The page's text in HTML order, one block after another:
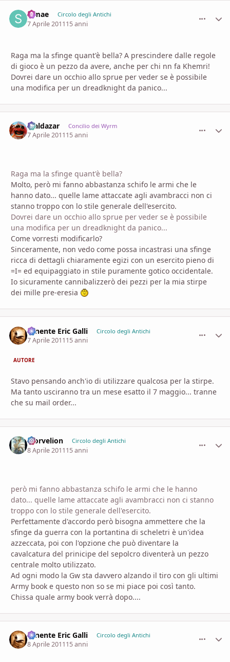
Simae Circolo degli Antichi
7 Aprile 201115 anni
Raga ma la sfinge quant'è bella? A prescindere dalle regole
di gioco è un pezzo da avere, anche per chi nn fa Khemri!
Dovrei dare un occhio allo sprue per veder se è possibile
una modifica per un dreadknight da panico...
Maldazar Concilio dei Wyrm
7 Aprile 201115 anni
Raga ma la sfinge quant'è bella?
Molto, però mi fanno abbastanza schifo le armi che le
hanno dato... quelle lame attaccate agli avambracci non ci
stanno troppo con lo stile generale dell'esercito.
Dovrei dare un occhio allo sprue per veder se è possibile
una modifica per un dreadknight da panico...
Come vorresti modificarlo?
Sinceramente, non vedo come possa incastrasi una sfinge
ricca di dettagli chiaramente egizi con un esercito pieno di
=I= ed equipaggiato in stile puramente gotico occidentale.
Io sicuramente cannibalizzerò dei pezzi per la mia stirpe
dei mille pre-eresia
Tenente Eric Galli Circolo degli Antichi
7 Aprile 201115 anni
AUTORE
Stavo pensando anch'io di utilizzare qualcosa per la stirpe.
Ma tanto usciranno tra un mese esatto il 7 maggio... tranne
che su mail order...
Morvelion Circolo degli Antichi
8 Aprile 201115 anni
però mi fanno abbastanza schifo le armi che le hanno
dato... quelle lame attaccate agli avambracci non ci stanno
troppo con lo stile generale dell'esercito.
Perfettamente d'accordo però bisogna ammettere che la
sfinge da guerra con la portantina di scheletri è un'idea
azzeccata, poi con l'opzione che può diventare la
cavalcatura del prinicipe del sepolcro diventerà un pezzo
centrale molto utilizzato.
Ad ogni modo la Gw sta davvero alzando il tiro con gli ultimi
Army book e questo non so se mi piace poi così tanto.
Chissa quale army book verrà dopo....
Tenente Eric Galli Circolo degli Antichi
8 Aprile 201115 anni